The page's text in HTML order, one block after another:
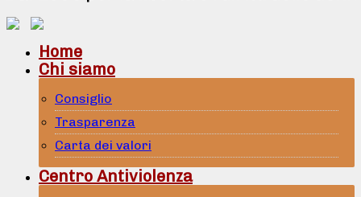
Home
Chi siamo
Consiglio
Trasparenza
Carta dei valori
Centro Antiviolenza